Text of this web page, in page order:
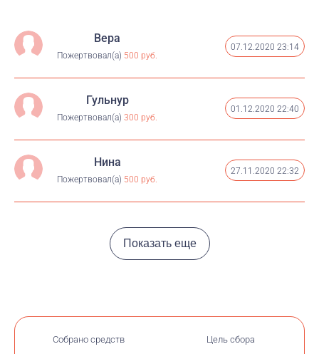
Вера
Пожертвовал(а) 500 руб.
07.12.2020 23:14
Гульнур
Пожертвовал(а) 300 руб.
01.12.2020 22:40
Нина
Пожертвовал(а) 500 руб.
27.11.2020 22:32
Показать еще
Собрано средств Цель сбора